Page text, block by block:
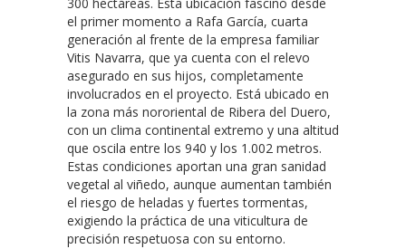
300 hectáreas. Esta ubicación fascinó desde
el primer momento a Rafa García, cuarta
generación al frente de la empresa familiar
Vitis Navarra, que ya cuenta con el relevo
asegurado en sus hijos, completamente
involucrados en el proyecto. Está ubicado en
la zona más nororiental de Ribera del Duero,
con un clima continental extremo y una altitud
que oscila entre los 940 y los 1.002 metros.
Estas condiciones aportan una gran sanidad
vegetal al viñedo, aunque aumentan también
el riesgo de heladas y fuertes tormentas,
exigiendo la práctica de una viticultura de
precisión respetuosa con su entorno.